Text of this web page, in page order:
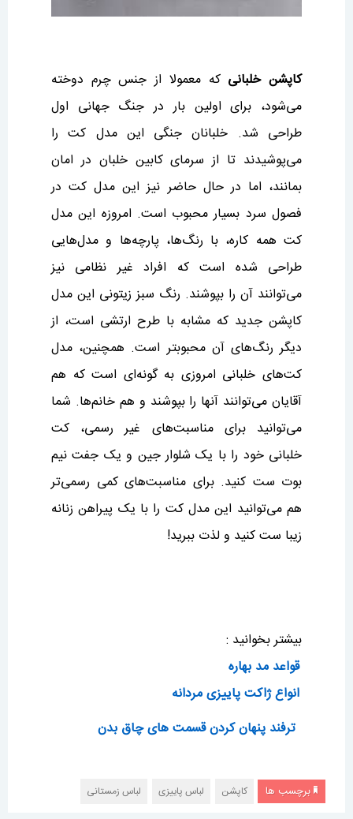
کاپشن خلبانی که معمولا از جنس چرم دوخته
می‌شود، برای اولین بار در جنگ جهانی اول
طراحی شد. خلبانان جنگی این مدل کت را
می‌پوشیدند تا از سرمای کابین خلبان در امان
بمانند، اما در حال حاضر نیز این مدل کت در
فصول سرد بسیار محبوب است. امروزه این مدل
کت همه کاره، با رنگ‌ها، پارچه‌ها و مدل‌هایی
طراحی شده است که افراد غیر نظامی نیز
می‌توانند آن را بپوشند. رنگ سبز زیتونی این مدل
کاپشن جدید که مشابه با طرح ارتشی است، از
دیگر رنگ‌های آن محبوبتر است. همچنین، مدل
کت‌های خلبانی امروزی به گونه‌ای است که هم
آقایان می‌توانند آنها را بپوشند و هم خانم‌ها. شما
می‌توانید برای مناسبت‌های غیر رسمی، کت
خلبانی خود را با یک شلوار جین و یک جفت نیم
بوت ست کنید. برای مناسبت‌های کمی رسمی‌تر
هم می‌توانید این مدل کت را با یک پیراهن زنانه
زیبا ست کنید و لذت ببرید!
بیشتر بخوانید :
قواعد مد بهاره
انواع ژاکت پاییزی مردانه
ترفند پنهان کردن قسمت های چاق بدن
برچسب ها کاپشن لباس پاییزی لباس زمستانی